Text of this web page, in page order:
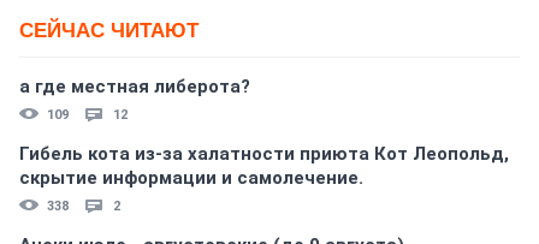
СЕЙЧАС ЧИТАЮТ
а где местная либерота?
109 12
Гибель кота из-за халатности приюта Кот Леопольд,
скрытиe информации и самолечение.
338 2